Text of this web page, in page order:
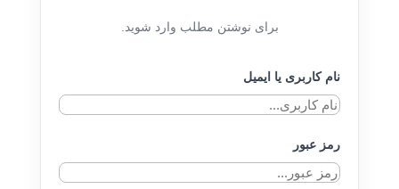
برای نوشتن مطلب وارد شوید.
نام کاربری یا ایمیل
رمز عبور